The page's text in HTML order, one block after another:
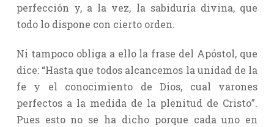
perfección y, a la vez, la sabiduría divina, que
todo lo dispone con cierto orden.
Ni tampoco obliga a ello la frase del Apóstol, que
dice: “Hasta que todos alcancemos la unidad de la
fe y el conocimiento de Dios, cual varones
perfectos a la medida de la plenitud de Cristo”.
Pues esto no se ha dicho porque cada uno en